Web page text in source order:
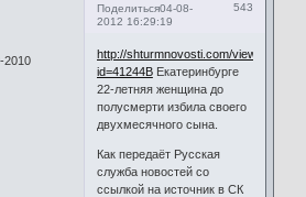
Поделиться 543
04-08-
2012 16:29:19
2010
http://shturmnovosti.com/view.php?
id=41244ВЕкатеринбурге
22-летняя женщина до
полусмерти избила своего
двухмесячного сына.
Как передаёт Русская
служба новостей со
ссылкой на источник в СК